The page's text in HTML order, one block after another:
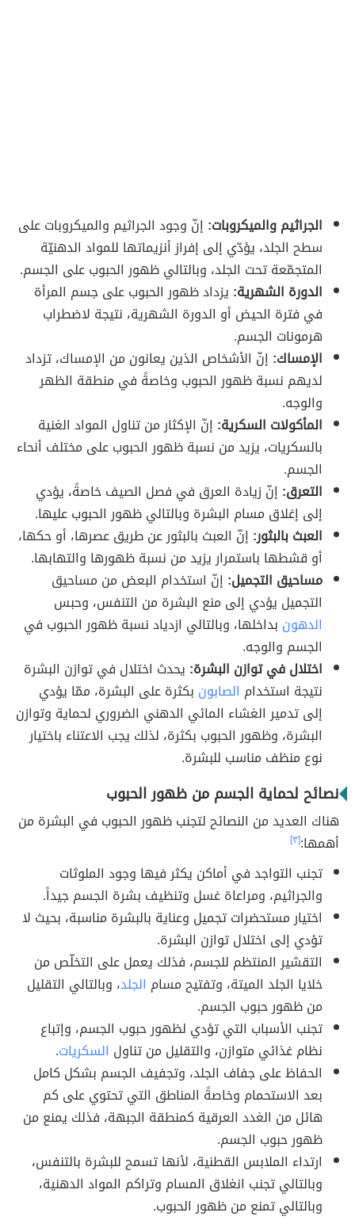
الجراثيم والميكروبات: إنّ وجود الجراثيم والميكروبات على
سطح الجلد، يؤدّي إلى إفراز أنزيماتها للمواد الدهنيّة
المتجمّعة تحت الجلد، وبالتالي ظهور الحبوب على الجسم.
الدورة الشهرية: يزداد ظهور الحبوب على جسم المرأة
في فترة الحيض أو الدورة الشهرية، نتيجة لاضطراب
هرمونات الجسم.
الإمساك: إنّ الأشخاص الذين يعانون من الإمساك، تزداد
لديهم نسبة ظهور الحبوب وخاصةً في منطقة الظهر
والوجه.
المأكولات السكرية: إنّ الإكثار من تناول المواد الغنية
بالسكريات، يزيد من نسبة ظهور الحبوب على مختلف أنحاء
الجسم.
التعرق: إنّ زيادة العرق في فصل الصيف خاصةً، يؤدي
إلى إغلاق مسام البشرة وبالتالي ظهور الحبوب عليها.
العبث بالبثور: إنّ العبث بالبثور عن طريق عصرها، أو حكها،
أو قشطها باستمرار يزيد من نسبة ظهورها والتهابها.
مساحيق التجميل: إنّ استخدام البعض من مساحيق
التجميل يؤدي إلى منع البشرة من التنفس، وحبس
الدهون بداخلها، وبالتالي ازدياد نسبة ظهور الحبوب في
الجسم والوجه.
اختلال في توازن البشرة: يحدث اختلال في توازن البشرة
نتيجة استخدام الصابون بكثرة على البشرة، ممّا يؤدي
إلى تدمير الغشاء المائي الدهني الضروري لحماية وتوازن
البشرة، وظهور الحبوب بكثرة، لذلك يجب الاعتناء باختيار
نوع منظف مناسب للبشرة.
نصائح لحماية الجسم من ظهور الحبوب
هناك العديد من النصائح لتجنب ظهور الحبوب في البشرة من
أهمها:[٣]
تجنب التواجد في أماكن يكثر فيها وجود الملوثات
والجراثيم، ومراعاة غسل وتنظيف بشرة الجسم جيداً.
اختيار مستحضرات تجميل وعناية بالبشرة مناسبة، بحيث لا
تؤدي إلى اختلال توازن البشرة.
التقشير المنتظم للجسم، فذلك يعمل على التخلّص من
خلايا الجلد الميتة، وتفتيح مسام الجلد، وبالتالي التقليل
من ظهور حبوب الجسم.
تجنب الأسباب التي تؤدي لظهور حبوب الجسم، وإتباع
نظام غذائي متوازن، والتقليل من تناول السكريات.
الحفاظ على جفاف الجلد، وتجفيف الجسم بشكل كامل
بعد الاستحمام وخاصةً المناطق التي تحتوي على كم
هائل من الغدد العرقية كمنطقة الجبهة، فذلك يمنع من
ظهور حبوب الجسم.
ارتداء الملابس القطنية، لأنها تسمح للبشرة بالتنفس،
وبالتالي تجنب انغلاق المسام وتراكم المواد الدهنية،
وبالتالي تمنع من ظهور الحبوب.